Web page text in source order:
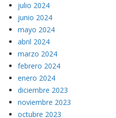
julio 2024
junio 2024
mayo 2024
abril 2024
marzo 2024
febrero 2024
enero 2024
diciembre 2023
noviembre 2023
octubre 2023